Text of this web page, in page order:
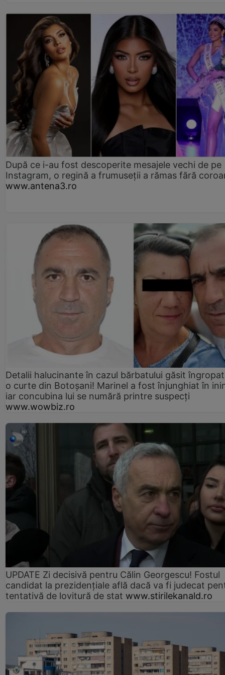
După ce i-au fost descoperite mesajele vechi de pe
Instagram, o regină a frumuseții a rămas fără
www.antena3.ro
Detalii halucinante în cazul bărbatului găsit
o curte din Botoșani! Marinel a fost înjunghiat în
iar concubina lui se numără printre suspecți
www.wowbiz.ro
UPDATE Zi decisivă pentru Călin Georgescu! Fostul
candidat la prezidențiale află dacă va fi judecat
tentativă de lovitură de stat www.stirilekanald.ro